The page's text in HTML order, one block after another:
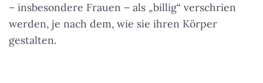
– insbesondere Frauen – als „billig“ verschrien
werden, je nach dem, wie sie ihren Körper
gestalten.